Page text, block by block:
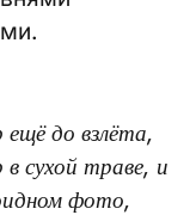
до взлёта,
сухой траве, и
фото,